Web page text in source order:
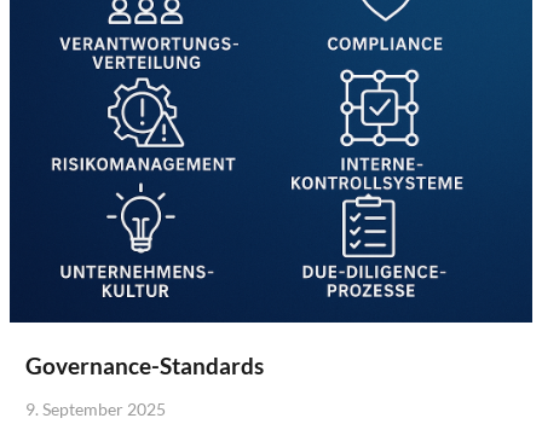
Governance-Standards
9. September 2025